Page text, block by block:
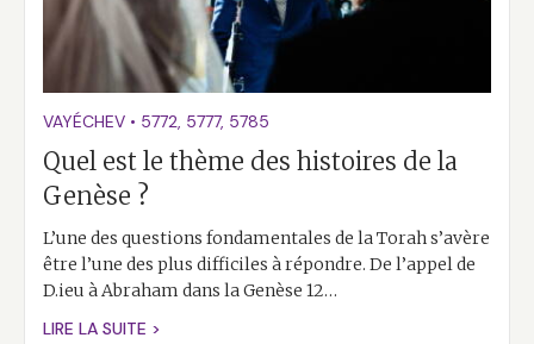
VAYÉCHEV • 5772, 5777, 5785
Quel est le thème des histoires de la
Genèse ?
L’une des questions fondamentales de la Torah s’avère
être l’une des plus difficiles à répondre. De l’appel de
D.ieu à Abraham dans la Genèse 12…
LIRE LA SUITE >